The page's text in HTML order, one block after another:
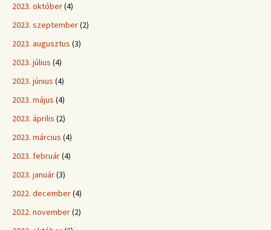
2023. október(4)
2023. szeptember(2)
2023. augusztus (3)
2023. július (4)
2023. június (4)
2023. május (4)
2023. április (2)
2023. március (4)
2023. február(4)
2023. január(3)
2022. december(4)
2022. november(2)